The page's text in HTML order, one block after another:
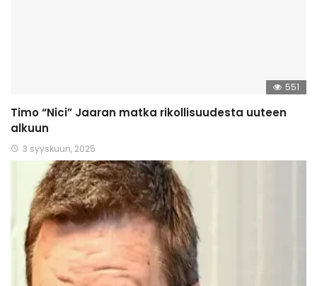
551
Timo “Nici” Jaaran matka rikollisuudesta uuteen
alkuun
3 syyskuun, 2025